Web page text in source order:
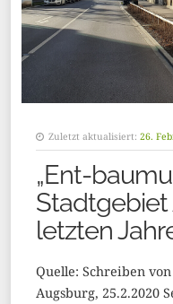
Zuletzt aktualisiert: 26.
„Ent-
letzten
Quelle: Schreiben
Augsburg, 25.2.2020